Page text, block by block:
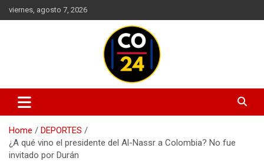
Skip
to
viernes, agosto 7, 2026
Noticias Colombia 24 Horas |
Últimas Noticias de Colombia y
el Mundo
Mantente informado con las últimas actualizaciones en política,
economía, deportes, tecnología y más. Información confiable y
actualizada en un solo lugar.
Home
DEPORTES
¿A qué vino el presidente del Al-Nassr a Colombia? No fue
invitado por Durán